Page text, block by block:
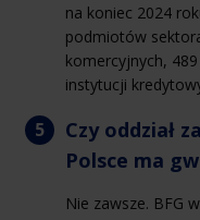
na koniec 2024
podmiotów
komercyjnych,
instytucji
Czy oddział
Polsce ma
Nie zawsze. BFG